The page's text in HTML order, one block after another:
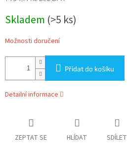
cena:
Skladem (>5 ks)
Možnosti doručení
Přidat do košíku
Detailní informace
ZEPTAT SE HLÍDAT SDÍLET